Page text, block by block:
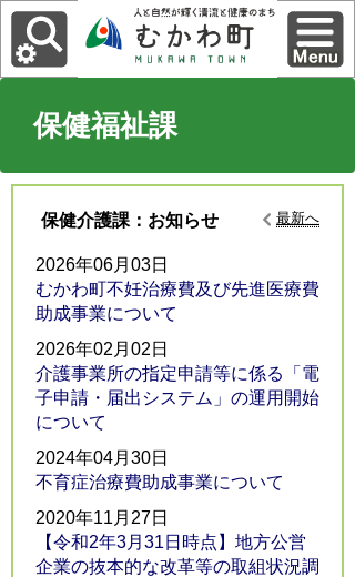
保健福祉課
保健介護課：お知らせ 最新へ
2026年06月03日
むかわ町不妊治療費及び先進医療費
助成事業について
2026年02月02日
介護事業所の指定申請等に係る「電
子申請・届出システム」の運用開始
について
2024年04月30日
不育症治療費助成事業について
2020年11月27日
【令和2年3月31日時点】地方公営
企業の抜本的な改革等の取組状況調